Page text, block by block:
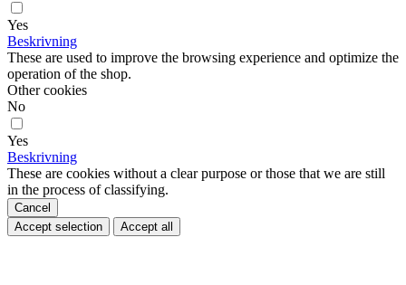
Yes
Beskrivning
These are used to improve the browsing experience and optimize the
operation of the shop.
Other cookies
No
Yes
Beskrivning
These are cookies without a clear purpose or those that we are still
in the process of classifying.
Cancel
Accept selection
Accept all